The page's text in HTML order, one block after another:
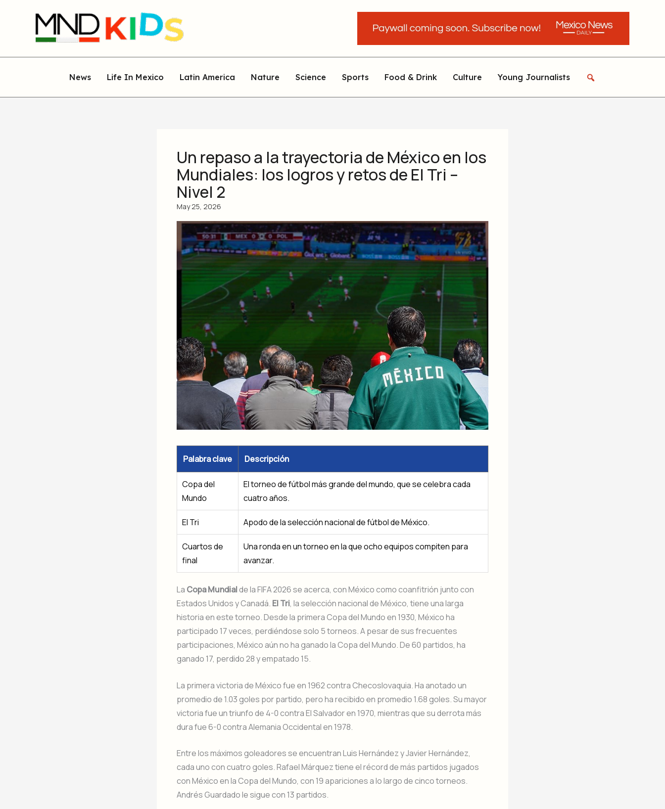
News Life In Mexico Latin America Nature Science Sports Food & Drink Culture Young Journalists
Un repaso a la trayectoria de México en los
Mundiales: los logros y retos de El Tri –
Nivel 2
Palabra clave Descripción
Copa del
Mundo
El torneo de fútbol más grande del mundo, que se celebra cada
cuatro años.
El Tri Apodo de la selección nacional de fútbol de México.
Cuartos de
final
Una ronda en un torneo en la que ocho equipos compiten para
avanzar.
La Copa Mundialde la FIFA 2026 se acerca, con México como coanfitrión junto con
Estados Unidos y Canadá. El Tri, la selección nacional de México, tiene una larga
historia en este torneo. Desde la primera Copa del Mundo en 1930, México ha
participado 17 veces, perdiéndose solo 5 torneos. A pesar de sus frecuentes
participaciones, México aún no ha ganado la Copa del Mundo. De 60 partidos, ha
ganado 17, perdido 28 y empatado 15.
La primera victoria de México fue en 1962 contra Checoslovaquia. Ha anotado un
promedio de 1.03 goles por partido, pero ha recibido en promedio 1.68 goles. Su mayor
victoria fue un triunfo de 4-0 contra El Salvador en 1970, mientras que su derrota más
dura fue 6-0 contra Alemania Occidental en 1978.
Entre los máximos goleadores se encuentran Luis Hernández y Javier Hernández,
cada uno con cuatro goles. Rafael Márquez tiene el récord de más partidos jugados
con México en la Copa del Mundo, con 19 apariciones a lo largo de cinco torneos.
Andrés Guardado le sigue con 13 partidos.